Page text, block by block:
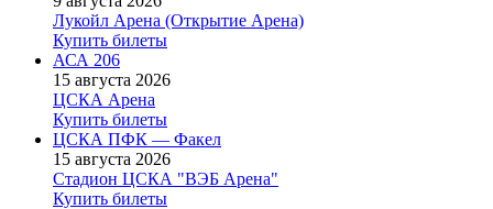
Лукойл Арена (Открытие Арена)
Купить билеты
АСА 206
15 августа 2026
ЦСКА Арена
Купить билеты
ЦСКА ПФК — Факел
15 августа 2026
Стадион ЦСКА "ВЭБ Арена"
Купить билеты